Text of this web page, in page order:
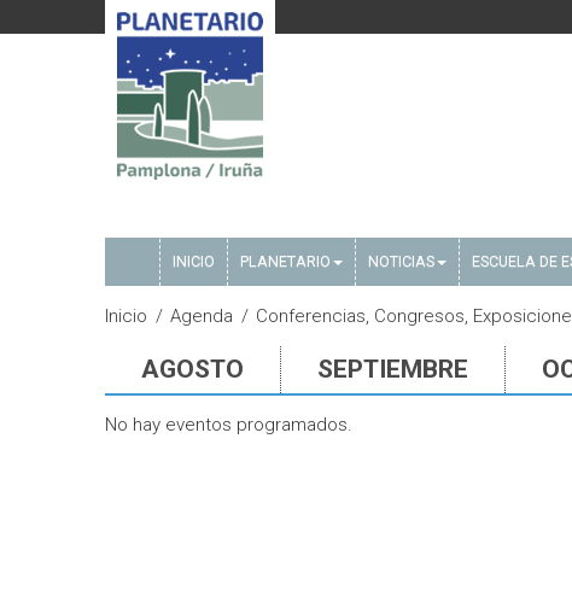
INICIO PLANETARIO NOTICIAS ESCUELA DE
Inicio Agenda Conferencias, Congresos,
AGOSTO SEPTIEMBRE
No hay eventos programados.